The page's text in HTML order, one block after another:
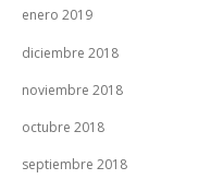
enero 2019
diciembre 2018
noviembre 2018
octubre 2018
septiembre 2018